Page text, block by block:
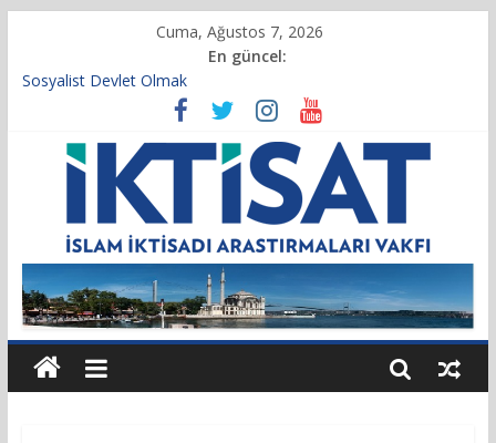
Cuma, Ağustos 7, 2026
En güncel:
Sosyalist Devlet Olmak
Vakıf Başkanımız Prof. Dr. Servet BAYINDIR, 10.04.2025 tarihli
Cumhurbaşkanlığı Kararnamesi’nin 21’inci maddesi gereğince
yeniden atandı.
Kur’an’da İktisadi Hayat
Finansı Yönetmek…
Tulumbanın Suyu